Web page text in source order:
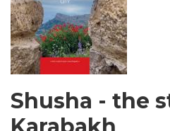
Shusha - the